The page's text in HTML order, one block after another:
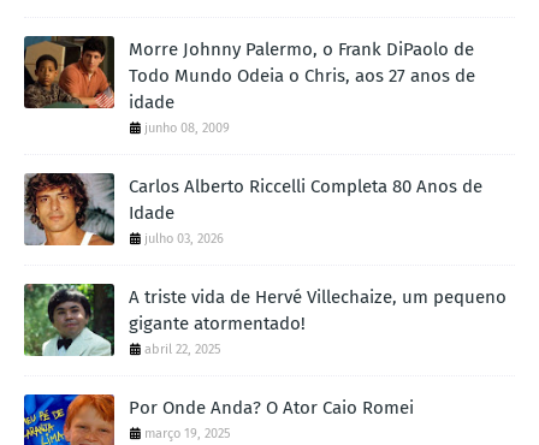
Morre Johnny Palermo, o Frank DiPaolo de
Todo Mundo Odeia o Chris, aos 27 anos de
idade
junho 08, 2009
Carlos Alberto Riccelli Completa 80 Anos de
Idade
julho 03, 2026
A triste vida de Hervé Villechaize, um pequeno
gigante atormentado!
abril 22, 2025
Por Onde Anda? O Ator Caio Romei
março 19, 2025